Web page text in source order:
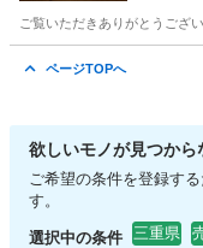
ご覧いただきありがとうござ
ページTOPへ
欲しいモノが見つから
ご希望の条件を登録す
す。
選択中の条件 三重県